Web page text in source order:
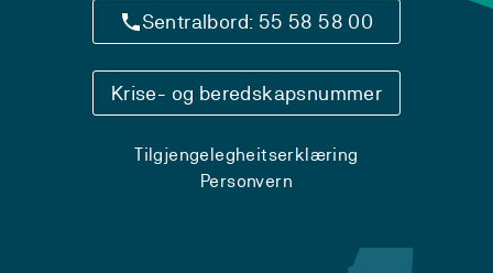
Sentralbord: 55 58 58 00
Krise- og beredskapsnummer
Tilgjengelegheitserklæring
Personvern